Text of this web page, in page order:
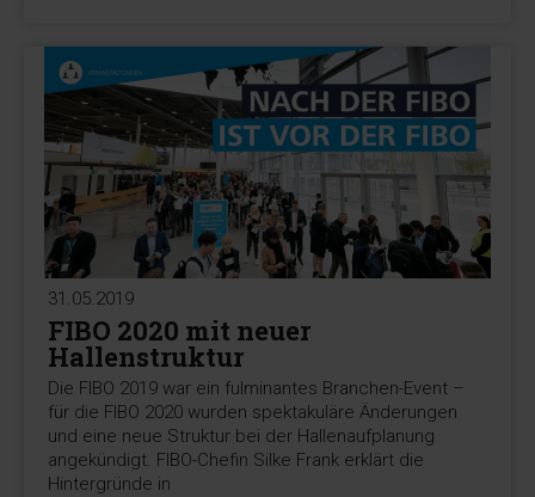
31.05.2019
FIBO 2020 mit neuer
Hallenstruktur
Die FIBO 2019 war ein fulminantes Branchen-Event –
für die FIBO 2020 wurden spektakuläre Änderungen
und eine neue Struktur bei der Hallenaufplanung
angekündigt. FIBO-Chefin Silke Frank erklärt die
Hintergründe in